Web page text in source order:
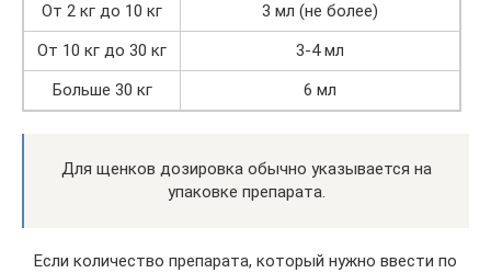
От 2 кг до 10 кг
3 мл (не более)
От 10 кг до 30 кг
3-4 мл
Больше 30 кг
6 мл
Для щенков дозировка обычно указывается на
упаковке препарата.
Если количество препарата, который нужно ввести по